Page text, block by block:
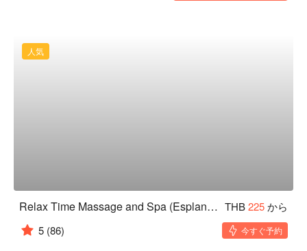
人気
Relax Time Massage and Spa (Esplanade Ratchadaphisek) THB225から
5 (86) 今すぐ予約